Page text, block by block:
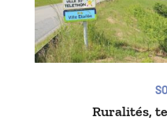
Ruralités,